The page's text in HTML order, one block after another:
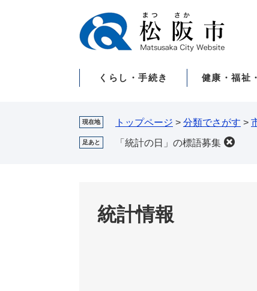
くらし・手続き 健康・福祉
現在地 トップページ > 分類でさがす >
足あと 「統計の日」の標語募集
統計情報